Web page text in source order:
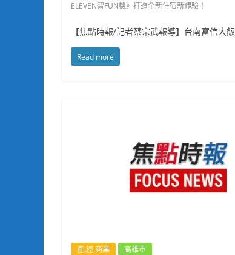
ELEVEN智FUN機》打造全新住宿新體驗！
【焦點時報/記者蔡宗武報導】台南富信大飯
Read more
產.經.商業 高雄市